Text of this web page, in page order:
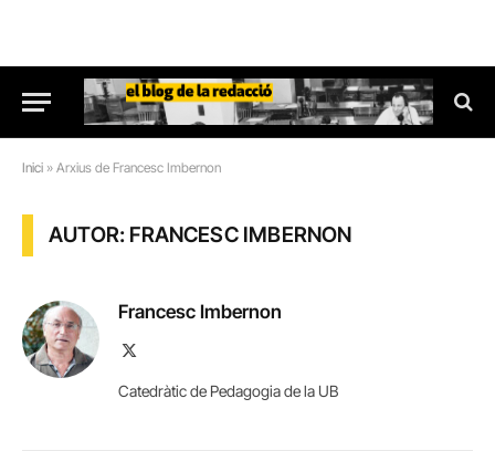
Inici » Arxius de Francesc Imbernon
AUTOR: FRANCESC IMBERNON
Francesc Imbernon
Catedràtic de Pedagogia de la UB